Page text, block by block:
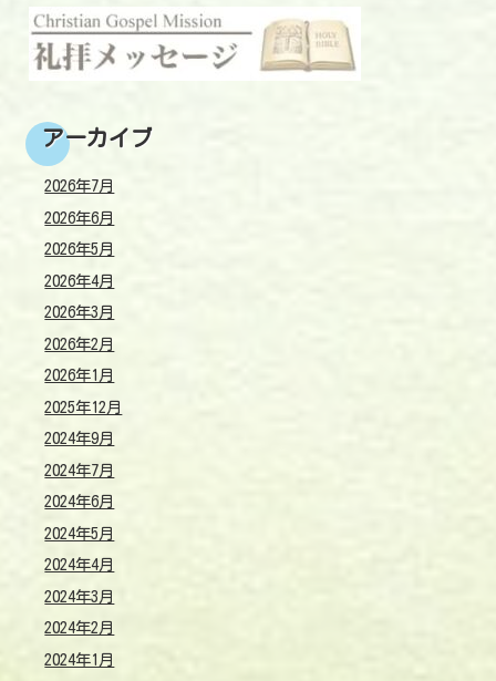
アーカイブ
2026年7月
2026年6月
2026年5月
2026年4月
2026年3月
2026年2月
2026年1月
2025年12月
2024年9月
2024年7月
2024年6月
2024年5月
2024年4月
2024年3月
2024年2月
2024年1月